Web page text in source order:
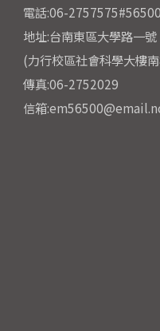
電話:06-2757575#56500
地址:台南東區大學路一號
(力行校區社會科學大樓
傳真:06-2752029
信箱